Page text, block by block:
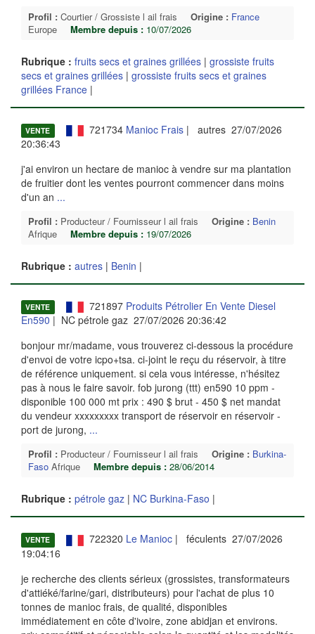
Profil : Courtier / Grossiste l ail frais Origine : France
Europe
Membre depuis : 10/07/2026
Rubrique : fruits secs et graines grillées | grossiste fruits
secs et graines grillées | grossiste fruits secs et graines
grillées France |
VENTE 721734 Manioc Frais| autres 27/07/2026
20:36:43
j'ai environ un hectare de manioc à vendre sur ma plantation
de fruitier dont les ventes pourront commencer dans moins
d'un an ...
Profil : Producteur / Fournisseur l ail frais Origine : Benin
Afrique
Membre depuis : 19/07/2026
Rubrique : autres | Benin |
VENTE 721897 Produits Pétrolier En Vente Diesel
En590 | NC pétrole gaz 27/07/2026 20:36:42
bonjour mr/madame, vous trouverez ci-dessous la procédure
d'envoi de votre icpo+tsa. ci-joint le reçu du réservoir, à titre
de référence uniquement. si cela vous intéresse, n'hésitez
pas à nous le faire savoir. fob jurong (ttt) en590 10 ppm -
disponible 100 000 mt prix : 490 $ brut - 450 $ net mandat
du vendeur xxxxxxxxx transport de réservoir en réservoir -
port de jurong, ...
Profil : Producteur / Fournisseur l ail frais Origine : Burkina-
Faso Afrique Membre depuis : 28/06/2014
Rubrique : pétrole gaz | NC Burkina-Faso |
VENTE 722320 Le Manioc| féculents 27/07/2026
19:04:16
je recherche des clients sérieux (grossistes, transformateurs
d'attiéké/farine/gari, distributeurs) pour l'achat de plus 10
tonnes de manioc frais, de qualité, disponibles
immédiatement en côte d'ivoire, zone abidjan et environs.